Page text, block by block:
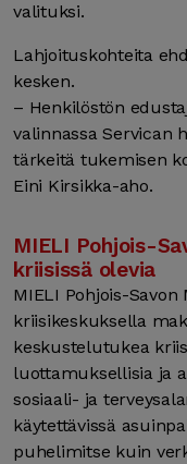
valituksi.
Lahjoituskohteita
kesken.
– Henkilöstön
valinnassa Servican
tärkeitä tukemisen
Eini Kirsikka-aho.
MIELI Pohjois-
kriisissä olevia
MIELI Pohjois-
kriisikeskuksella
keskustelutukea
luottamuksellisia ja
sosiaali- ja
käytettävissä
puhelimitse kuin